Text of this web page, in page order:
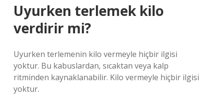
Uyurken terlemek kilo
verdirir mi?
Uyurken terlemenin kilo vermeyle hiçbir ilgisi
yoktur. Bu kabuslardan, sıcaktan veya kalp
ritminden kaynaklanabilir. Kilo vermeyle hiçbir ilgisi
yoktur.